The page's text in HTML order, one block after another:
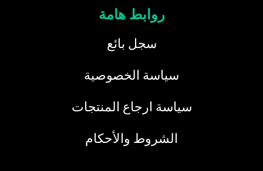
روابط هامة
سجل بائع
سياسة الخصوصية
سياسة ارجاع المنتجات
الشروط والأحكام